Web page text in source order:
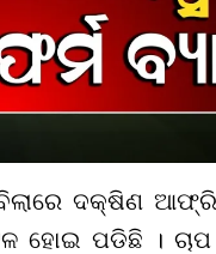
ଦକ୍ଷିଣ
ପଡିଛି ।